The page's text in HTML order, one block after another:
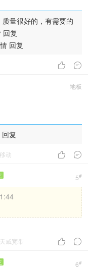
量很好的，有需要的
回复
回复
 
地板
回复
 
动
5#
 
威宽带
6#